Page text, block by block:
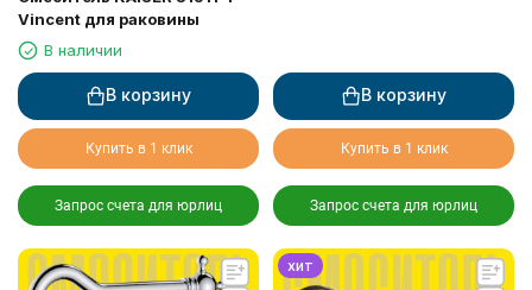
Vincent для раковины
В наличии
В корзину
Купить в 1 клик
Запрос счета для юрлиц
В корзину
Купить в 1 клик
Запрос счета для юрлиц
хит